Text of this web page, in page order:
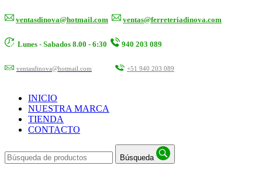
ventasdinova@hotmail.com ventas@ferreteriadinova.com
Lunes - Sabados 8.00 - 6:30 940 203 089
ventasdinova@hotmail.com +51 940 203 089
INICIO
NUESTRA MARCA
TIENDA
CONTACTO
Búsqueda